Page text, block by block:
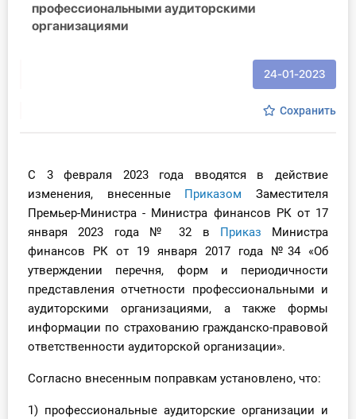
Правовая база
Справочник бухгалтера
Участник ВЭД
Практика ИП
Учет по отраслям
Юридический помощник
профессиональными аудиторскими
организациями
24-01-2023
Сохранить
С 3 февраля 2023 года вводятся в действие
изменения, внесенные Приказом Заместителя
Премьер-Министра - Министра финансов РК от 17
января 2023 года № 32 в
Приказ Министра
финансов РК от 19 января 2017 года №34 «Об
утверждении перечня, форм и периодичности
представления отчетности профессиональными и
аудиторскими организациями, а также формы
информации по страхованию гражданско-правовой
ответственности аудиторской организации».
Согласно внесенным поправкам установлено, что:
1) профессиональные аудиторские организации и